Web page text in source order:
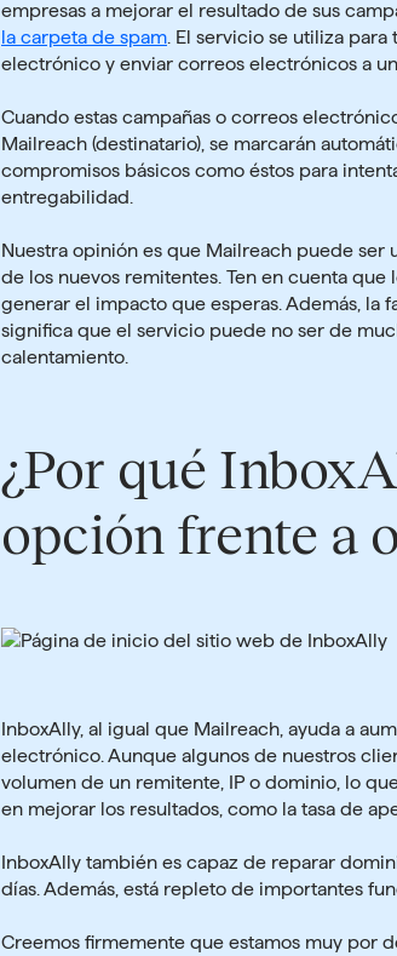
empresas a mejorar el resultado de sus
la carpeta de spam . El servicio se utiliza
electrónico y enviar correos electrónicos a
Cuando estas campañas o correos
Mailreach (destinatario), se marcarán
compromisos básicos como éstos para
entregabilidad.
Nuestra opinión es que Mailreach puede
de los nuevos remitentes. Ten en cuenta
generar el impacto que esperas. Además, la
significa que el servicio puede no ser de
calentamiento.
¿Por qué
opción frente a
InboxAlly, al igual que Mailreach, ayuda a
electrónico. Aunque algunos de nuestros
volumen de un remitente, IP o dominio, lo
en mejorar los resultados, como la tasa de
InboxAlly también es capaz de reparar
días. Además, está repleto de importantes
Creemos firmemente que estamos muy por